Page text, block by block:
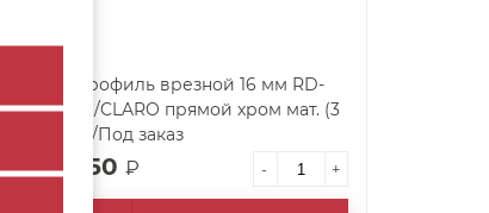
Профиль врезной 16 мм RD-
96/CLARO прямой хром мат. (3
м)/Под заказ
550 ₽ - +